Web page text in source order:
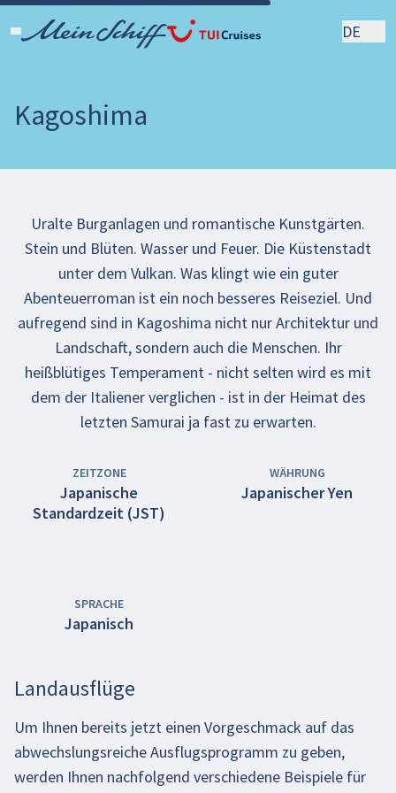
DE
Kagoshima
Uralte Burganlagen und romantische Kunstgärten.
Stein und Blüten. Wasser und Feuer. Die Küstenstadt
unter dem Vulkan. Was klingt wie ein guter
Abenteuerroman ist ein noch besseres Reiseziel. Und
aufregend sind in Kagoshima nicht nur Architektur und
Landschaft, sondern auch die Menschen. Ihr
heißblütiges Temperament - nicht selten wird es mit
dem der Italiener verglichen - ist in der Heimat des
letzten Samurai ja fast zu erwarten.
ZEITZONE
Japanische
Standardzeit (JST)
WÄHRUNG
Japanischer Yen
SPRACHE
Japanisch
Landausflüge
Um Ihnen bereits jetzt einen Vorgeschmack auf das
abwechslungsreiche Ausflugsprogramm zu geben,
werden Ihnen nachfolgend verschiedene Beispiele für